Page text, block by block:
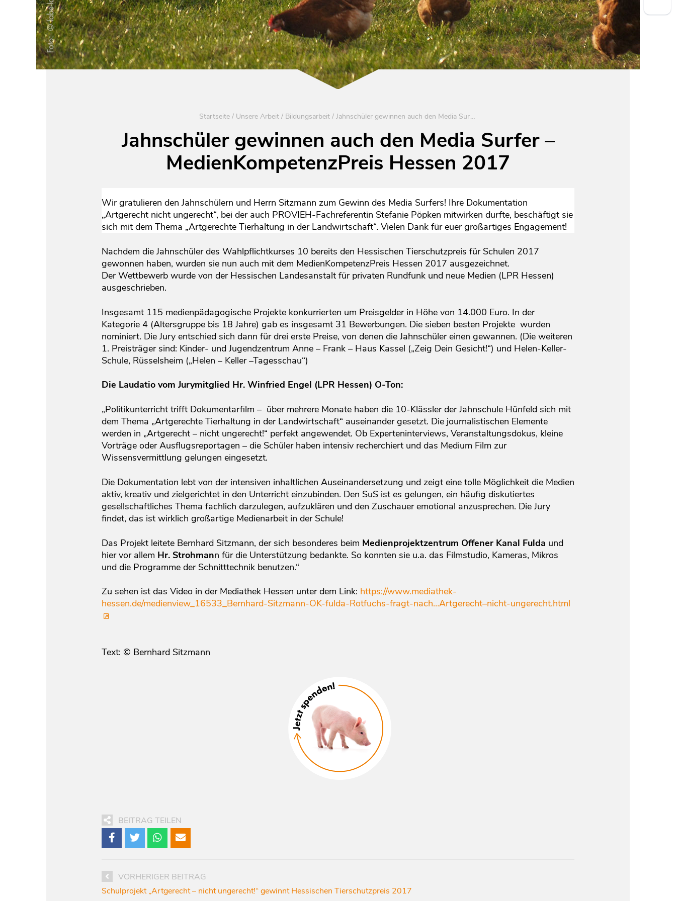
Startseite / Unsere Arbeit / Bildungsarbeit / Jahnschüler gewinnen auch den Media Surfer – MedienKompetenzPreis Hessen 2017
Jahnschüler gewinnen auch den Media Surfer –
MedienKompetenzPreis Hessen 2017
Wir gratulieren den Jahnschülern und Herrn Sitzmann zum Gewinn des Media Surfers! Ihre Dokumentation
„Artgerecht nicht ungerecht“, bei der auch PROVIEH-Fachreferentin Stefanie Pöpken mitwirken durfte, beschäftigt sie
sich mit dem Thema „Artgerechte Tierhaltung in der Landwirtschaft“. Vielen Dank für euer großartiges Engagement!
Nachdem die Jahnschüler des Wahlpflichtkurses 10 bereits den Hessischen Tierschutzpreis für Schulen 2017
gewonnen haben, wurden sie nun auch mit dem MedienKompetenzPreis Hessen 2017 ausgezeichnet.
Der Wettbewerb wurde von der Hessischen Landesanstalt für privaten Rundfunk und neue Medien (LPR Hessen)
ausgeschrieben.
Insgesamt 115 medienpädagogische Projekte konkurrierten um Preisgelder in Höhe von 14.000 Euro. In der
Kategorie 4 (Altersgruppe bis 18 Jahre) gab es insgesamt 31 Bewerbungen. Die sieben besten Projekte wurden
nominiert. Die Jury entschied sich dann für drei erste Preise, von denen die Jahnschüler einen gewannen. (Die weiteren
1. Preisträger sind: Kinder- und Jugendzentrum Anne – Frank – Haus Kassel („Zeig Dein Gesicht!“) und Helen-Keller-
Schule, Rüsselsheim („Helen – Keller –Tagesschau“)
Die Laudatio vom Jurymitglied Hr. Winfried Engel (LPR Hessen) O-Ton:
„Politikunterricht trifft Dokumentarfilm – über mehrere Monate haben die 10-Klässler der Jahnschule Hünfeld sich mit
dem Thema „Artgerechte Tierhaltung in der Landwirtschaft“ auseinander gesetzt. Die journalistischen Elemente
werden in „Artgerecht – nicht ungerecht!“ perfekt angewendet. Ob Experteninterviews, Veranstaltungsdokus, kleine
Vorträge oder Ausflugsreportagen – die Schüler haben intensiv recherchiert und das Medium Film zur
Wissensvermittlung gelungen eingesetzt.
Die Dokumentation lebt von der intensiven inhaltlichen Auseinandersetzung und zeigt eine tolle Möglichkeit die Medien
aktiv, kreativ und zielgerichtet in den Unterricht einzubinden. Den SuS ist es gelungen, ein häufig diskutiertes
gesellschaftliches Thema fachlich darzulegen, aufzuklären und den Zuschauer emotional anzusprechen. Die Jury
findet, das ist wirklich großartige Medienarbeit in der Schule!
Das Projekt leitete Bernhard Sitzmann, der sich besonderes beim Medienprojektzentrum Offener Kanal Fulda und
hier vor allem Hr. Strohmann für die Unterstützung bedankte. So konnten sie u.a. das Filmstudio, Kameras, Mikros
und die Programme der Schnitttechnik benutzen.“
Zu sehen ist das Video in der Mediathek Hessen unter dem Link: https://www.mediathek-
hessen.de/medienview_16533_Bernhard-Sitzmann-OK-fulda-Rotfuchs-fragt-nach…Artgerecht–nicht-ungerecht.html
Text: © Bernhard Sitzmann
BEITRAG TEILEN
VORHERIGER BEITRAG
Schulprojekt „Artgerecht – nicht ungerecht!“ gewinnt Hessischen Tierschutzpreis 2017